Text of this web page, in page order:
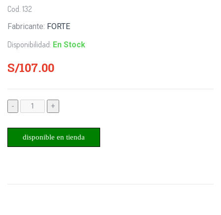
Cod. 132
Fabricante: FORTE
Disponibilidad: En Stock
S/107.00
- +
disponible en tienda